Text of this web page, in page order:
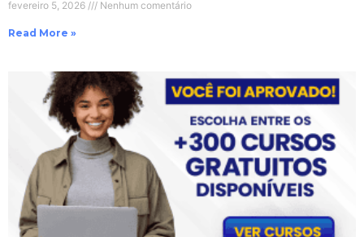
fevereiro 5, 2026 Nenhum comentário
Read More »